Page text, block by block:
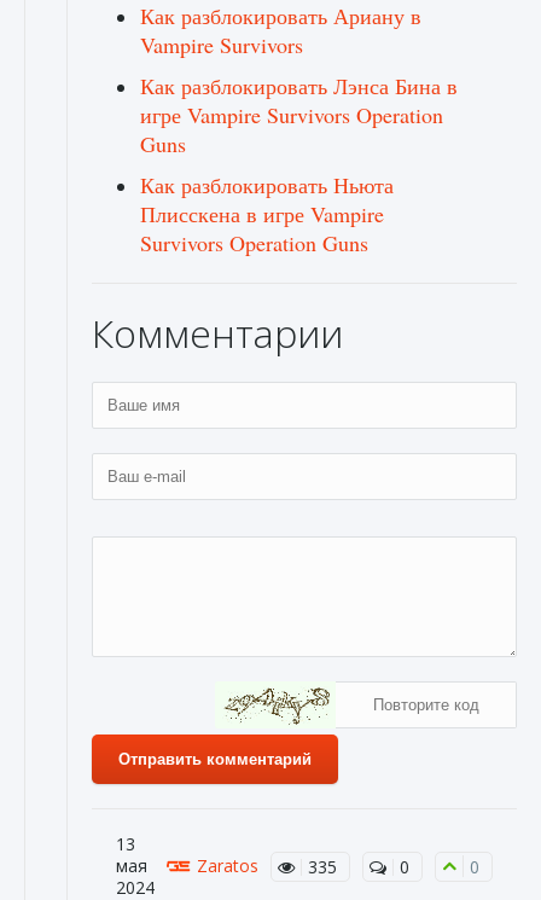
Как разблокировать Ариану в
Vampire Survivors
Как разблокировать Лэнса Бина в
игре Vampire Survivors Operation
Guns
Как разблокировать Ньюта
Плисскена в игре Vampire
Survivors Operation Guns
Комментарии
Отправить комментарий
13
мая
2024
Zaratos 335 0 0